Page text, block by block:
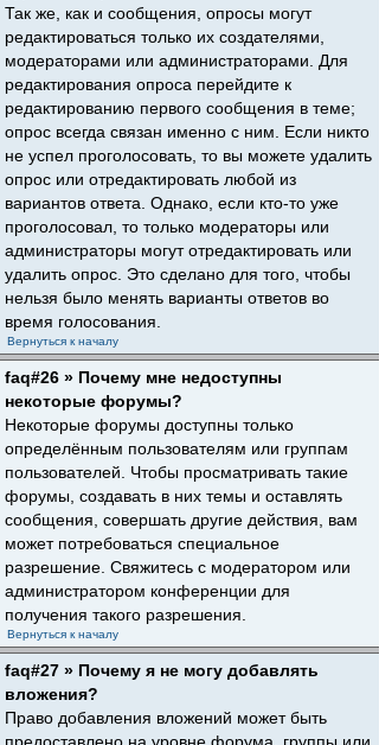
Так же, как и сообщения, опросы могут
редактироваться только их создателями,
модераторами или администраторами. Для
редактирования опроса перейдите к
редактированию первого сообщения в теме;
опрос всегда связан именно с ним. Если никто
не успел проголосовать, то вы можете удалить
опрос или отредактировать любой из
вариантов ответа. Однако, если кто-то уже
проголосовал, то только модераторы или
администраторы могут отредактировать или
удалить опрос. Это сделано для того, чтобы
нельзя было менять варианты ответов во
время голосования.
Вернуться к началу
faq#26 » Почему мне недоступны
некоторые форумы?
Некоторые форумы доступны только
определённым пользователям или группам
пользователей. Чтобы просматривать такие
форумы, создавать в них темы и оставлять
сообщения, совершать другие действия, вам
может потребоваться специальное
разрешение. Свяжитесь с модератором или
администратором конференции для
получения такого разрешения.
Вернуться к началу
faq#27 » Почему я не могу добавлять
вложения?
Право добавления вложений может быть